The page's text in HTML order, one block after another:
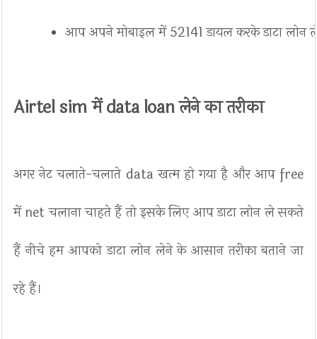
आप अपने मोबाइल में 52141 डायल करके डाटा
Airtel sim में data loan लेने का तरीका
अगर नेट चलाते-चलाते data खत्म हो गया है और आप free
में net चलाना चाहते हैं तो इसके लिए आप डाटा लोन ले सकते
हैं नीचे हम आपको डाटा लोन लेने के आसान तरीका बताने जा
रहे हैं।